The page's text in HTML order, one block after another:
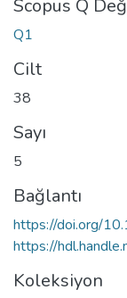
Scopus Q
Q1
Cilt
38
Sayı
5
Bağlantı
https://doi.org/
https://
Koleksiyon